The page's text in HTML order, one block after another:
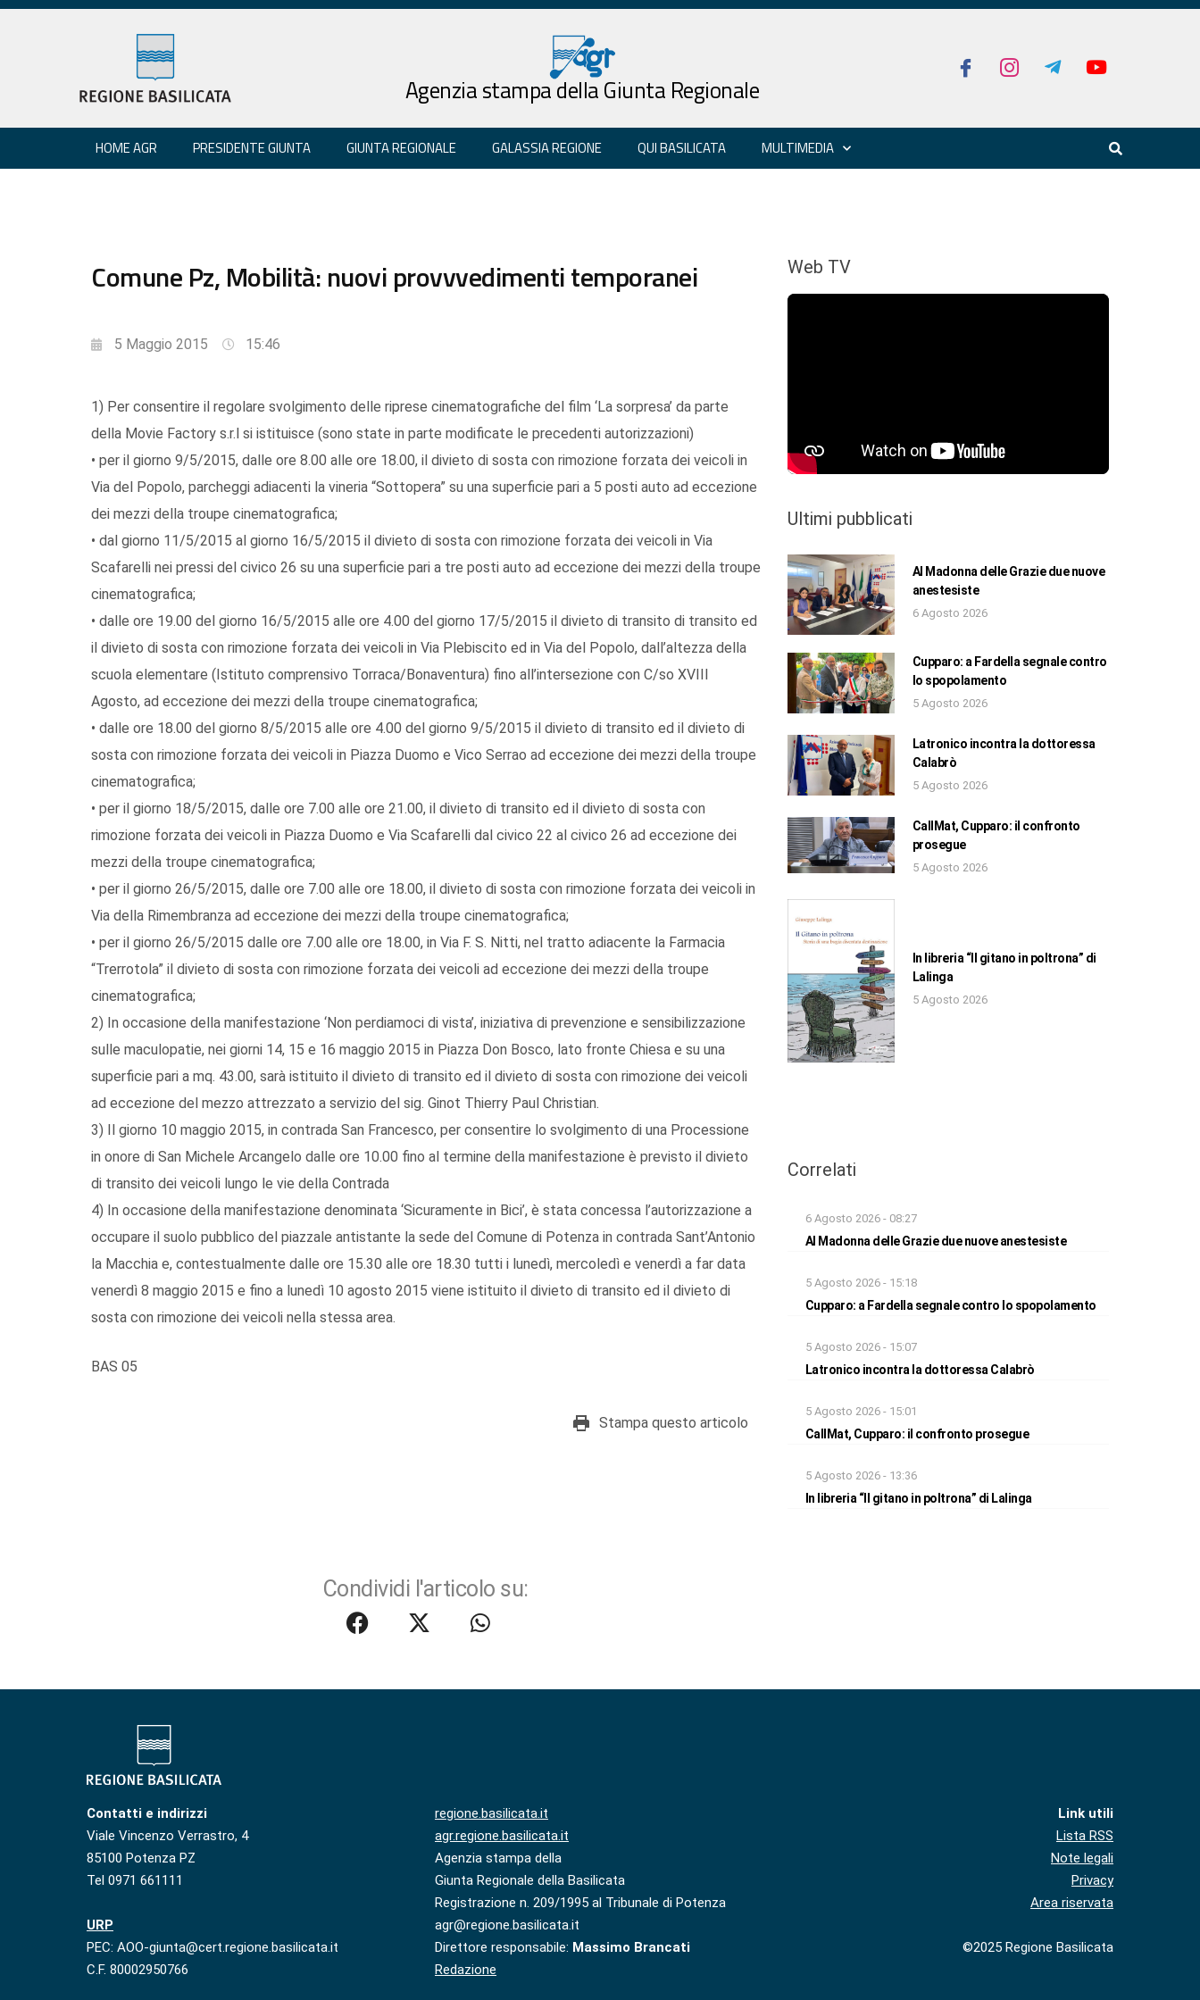
Agenzia stampa della Giunta Regionale
HOME AGR PRESIDENTE GIUNTA GIUNTA REGIONALE GALASSIA REGIONE QUI BASILICATA MULTIMEDIA
Comune Pz, Mobilità: nuovi provvvedimenti temporanei
5 Maggio 2015 15:46
1) Per consentire il regolare svolgimento delle riprese cinematografiche del film ‘La sorpresa’ da parte
della Movie Factory s.r.l si istituisce (sono state in parte modificate le precedenti autorizzazioni)
• per il giorno 9/5/2015, dalle ore 8.00 alle ore 18.00, il divieto di sosta con rimozione forzata dei veicoli in
Via del Popolo, parcheggi adiacenti la vineria “Sottopera” su una superficie pari a 5 posti auto ad eccezione
dei mezzi della troupe cinematografica;
• dal giorno 11/5/2015 al giorno 16/5/2015 il divieto di sosta con rimozione forzata dei veicoli in Via
Scafarelli nei pressi del civico 26 su una superficie pari a tre posti auto ad eccezione dei mezzi della troupe
cinematografica;
• dalle ore 19.00 del giorno 16/5/2015 alle ore 4.00 del giorno 17/5/2015 il divieto di transito di transito ed
il divieto di sosta con rimozione forzata dei veicoli in Via Plebiscito ed in Via del Popolo, dall’altezza della
scuola elementare (Istituto comprensivo Torraca/Bonaventura) fino all’intersezione con C/so XVIII
Agosto, ad eccezione dei mezzi della troupe cinematografica;
• dalle ore 18.00 del giorno 8/5/2015 alle ore 4.00 del giorno 9/5/2015 il divieto di transito ed il divieto di
sosta con rimozione forzata dei veicoli in Piazza Duomo e Vico Serrao ad eccezione dei mezzi della troupe
cinematografica;
• per il giorno 18/5/2015, dalle ore 7.00 alle ore 21.00, il divieto di transito ed il divieto di sosta con
rimozione forzata dei veicoli in Piazza Duomo e Via Scafarelli dal civico 22 al civico 26 ad eccezione dei
mezzi della troupe cinematografica;
• per il giorno 26/5/2015, dalle ore 7.00 alle ore 18.00, il divieto di sosta con rimozione forzata dei veicoli in
Via della Rimembranza ad eccezione dei mezzi della troupe cinematografica;
• per il giorno 26/5/2015 dalle ore 7.00 alle ore 18.00, in Via F. S. Nitti, nel tratto adiacente la Farmacia
“Trerrotola” il divieto di sosta con rimozione forzata dei veicoli ad eccezione dei mezzi della troupe
cinematografica;
2) In occasione della manifestazione ‘Non perdiamoci di vista’, iniziativa di prevenzione e sensibilizzazione
sulle maculopatie, nei giorni 14, 15 e 16 maggio 2015 in Piazza Don Bosco, lato fronte Chiesa e su una
superficie pari a mq. 43.00, sarà istituito il divieto di transito ed il divieto di sosta con rimozione dei veicoli
ad eccezione del mezzo attrezzato a servizio del sig. Ginot Thierry Paul Christian.
3) Il giorno 10 maggio 2015, in contrada San Francesco, per consentire lo svolgimento di una Processione
in onore di San Michele Arcangelo dalle ore 10.00 fino al termine della manifestazione è previsto il divieto
di transito dei veicoli lungo le vie della Contrada
4) In occasione della manifestazione denominata ‘Sicuramente in Bici’, è stata concessa l’autorizzazione a
occupare il suolo pubblico del piazzale antistante la sede del Comune di Potenza in contrada Sant’Antonio
la Macchia e, contestualmente dalle ore 15.30 alle ore 18.30 tutti i lunedì, mercoledì e venerdì a far data
venerdì 8 maggio 2015 e fino a lunedì 10 agosto 2015 viene istituito il divieto di transito ed il divieto di
sosta con rimozione dei veicoli nella stessa area.
BAS 05
Stampa questo articolo
Condividi l'articolo su:
Web TV
Ultimi pubblicati
Al Madonna delle Grazie due nuove
anestesiste
6 Agosto 2026
Cupparo: a Fardella segnale contro
lo spopolamento
5 Agosto 2026
Latronico incontra la dottoressa
Calabrò
5 Agosto 2026
CallMat, Cupparo: il confronto
prosegue
5 Agosto 2026
In libreria “Il gitano in poltrona” di
Lalinga
5 Agosto 2026
Correlati
6 Agosto 2026 - 08:27
Al Madonna delle Grazie due nuove anestesiste
5 Agosto 2026 - 15:18
Cupparo: a Fardella segnale contro lo spopolamento
5 Agosto 2026 - 15:07
Latronico incontra la dottoressa Calabrò
5 Agosto 2026 - 15:01
CallMat, Cupparo: il confronto prosegue
5 Agosto 2026 - 13:36
In libreria “Il gitano in poltrona” di Lalinga
Contatti e indirizzi
Viale Vincenzo Verrastro, 4
85100 Potenza PZ
Tel 0971 661111
URP
PEC: AOO-giunta@cert.regione.basilicata.it
C.F. 80002950766
regione.basilicata.it
agr.regione.basilicata.it
Agenzia stampa della
Giunta Regionale della Basilicata
Registrazione n. 209/1995 al Tribunale di Potenza
agr@regione.basilicata.it
Direttore responsabile: Massimo Brancati
Redazione
Link utili
Lista RSS
Note legali
Privacy
Area riservata
©2025 Regione Basilicata